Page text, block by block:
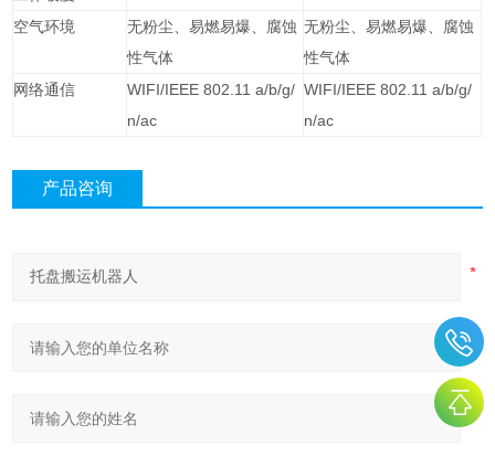
空气环境
无粉尘、易燃易爆、腐蚀
性气体
无粉尘、易燃易爆、腐蚀
性气体
网络通信
WIFI/IEEE 802.11 a/b/g/
n/ac
WIFI/IEEE 802.11 a/b/g/
n/ac
产品咨询